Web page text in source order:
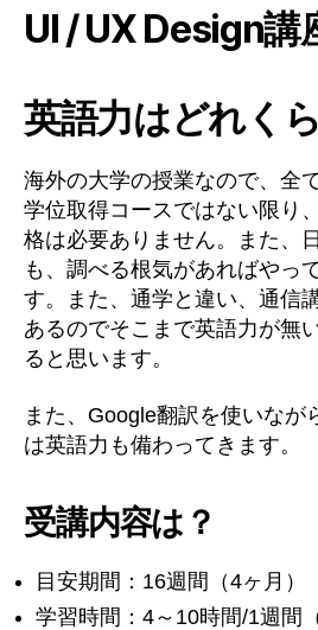
UI / UX Design講
英語力はどれく
海外の大学の授業なので、全
学位取得コースではない限り
格は必要ありません。また、
も、調べる根気があればやっ
す。また、通学と違い、通信
あるのでそこまで英語力が無
ると思います。
また、Google翻訳を使いなが
は英語力も備わってきます。
受講内容は？
目安期間：16週間（4ヶ月）
学習時間：4～10時間/1週間